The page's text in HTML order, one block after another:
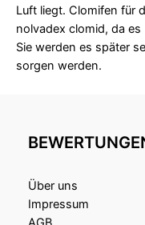
Luft liegt. Clomifen für
nolvadex clomid, da
Sie werden es später
sorgen werden.
Über uns
Impressum